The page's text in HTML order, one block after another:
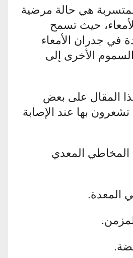
هي حالة مرضية
حيث تسمح
في جدران الأمعاء
الأخرى إلى
المقال على بعض
بها عند الإصابة
المخاطي المعدي